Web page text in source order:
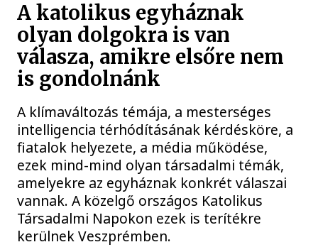
A katolikus egyháznak
olyan dolgokra is van
válasza, amikre elsőre nem
is gondolnánk
A klímaváltozás témája, a mesterséges
intelligencia térhódításának kérdésköre, a
fiatalok helyezete, a média működése,
ezek mind-mind olyan társadalmi témák,
amelyekre az egyháznak konkrét válaszai
vannak. A közelgő országos Katolikus
Társadalmi Napokon ezek is terítékre
kerülnek Veszprémben.